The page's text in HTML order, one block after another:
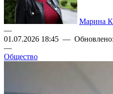
Марина
—
01.07.2026 18:45 — Обновлено:
—
Общество